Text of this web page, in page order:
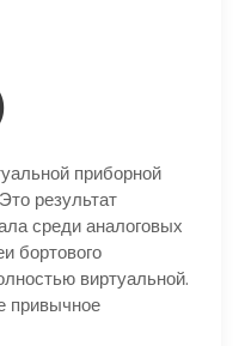
приборной
результат
среди аналоговых
бортового
виртуальной.
привычное